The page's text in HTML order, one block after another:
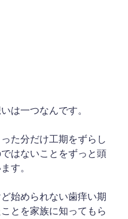
は一つなんです。
た分だけ工期をずらし
はないことをずっと頭
す。
始められない歯痒い期
とを家族に知ってもら